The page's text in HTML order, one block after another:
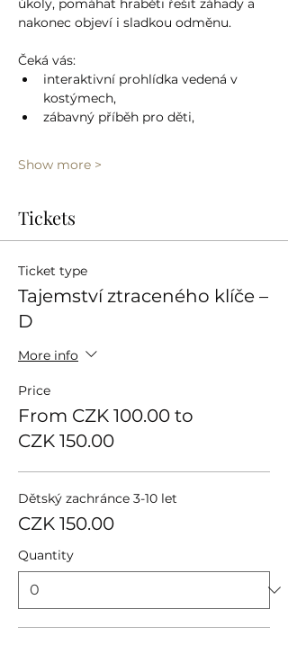
úkoly, pomáhat hraběti řešit záhady a
nakonec objeví i sladkou odměnu.
Čeká vás:
interaktivní prohlídka vedená v
kostýmech,
zábavný příběh pro děti,
Show more >
Tickets
Ticket type
Tajemství ztraceného klíče –
D
More info
Price
From CZK 100.00 to
CZK 150.00
Dětský zachránce 3-10 let
CZK 150.00
Quantity